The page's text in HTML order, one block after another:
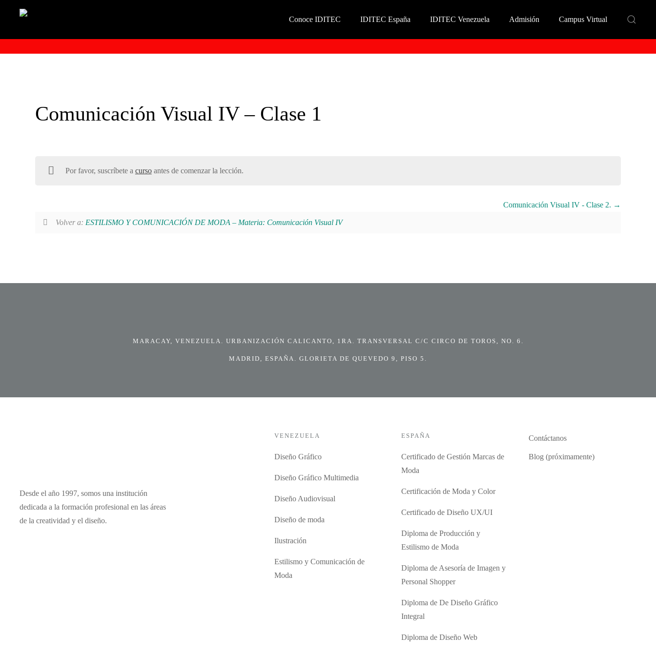
Conoce IDITEC IDITEC España IDITEC Venezuela Admisión Campus Virtual
Comunicación Visual IV – Clase 1
Por favor, suscríbete a cursoantes de comenzar la lección.
Comunicación Visual IV - Clase 2.
Volver a: ESTILISMO Y COMUNICACIÓN DE MODA – Materia: Comunicación Visual IV
MARACAY, VENEZUELA. URBANIZACIÓN CALICANTO, 1RA. TRANSVERSAL C/C CIRCO DE TOROS, NO. 6.
MADRID, ESPAÑA. GLORIETA DE QUEVEDO 9, PISO 5.
Desde el año 1997, somos una institución
dedicada a la formación profesional en las áreas
de la creatividad y el diseño.
VENEZUELA
Diseño Gráfico
Diseño Gráfico Multimedia
Diseño Audiovisual
Diseño de moda
Ilustración
Estilismo y Comunicación de
Moda
ESPAÑA
Certificado de Gestión Marcas de
Moda
Certificación de Moda y Color
Certificado de Diseño UX/UI
Diploma de Producción y
Estilismo de Moda
Diploma de Asesoría de Imagen y
Personal Shopper
Diploma de De Diseño Gráfico
Integral
Diploma de Diseño Web
Contáctanos
Blog (próximamente)